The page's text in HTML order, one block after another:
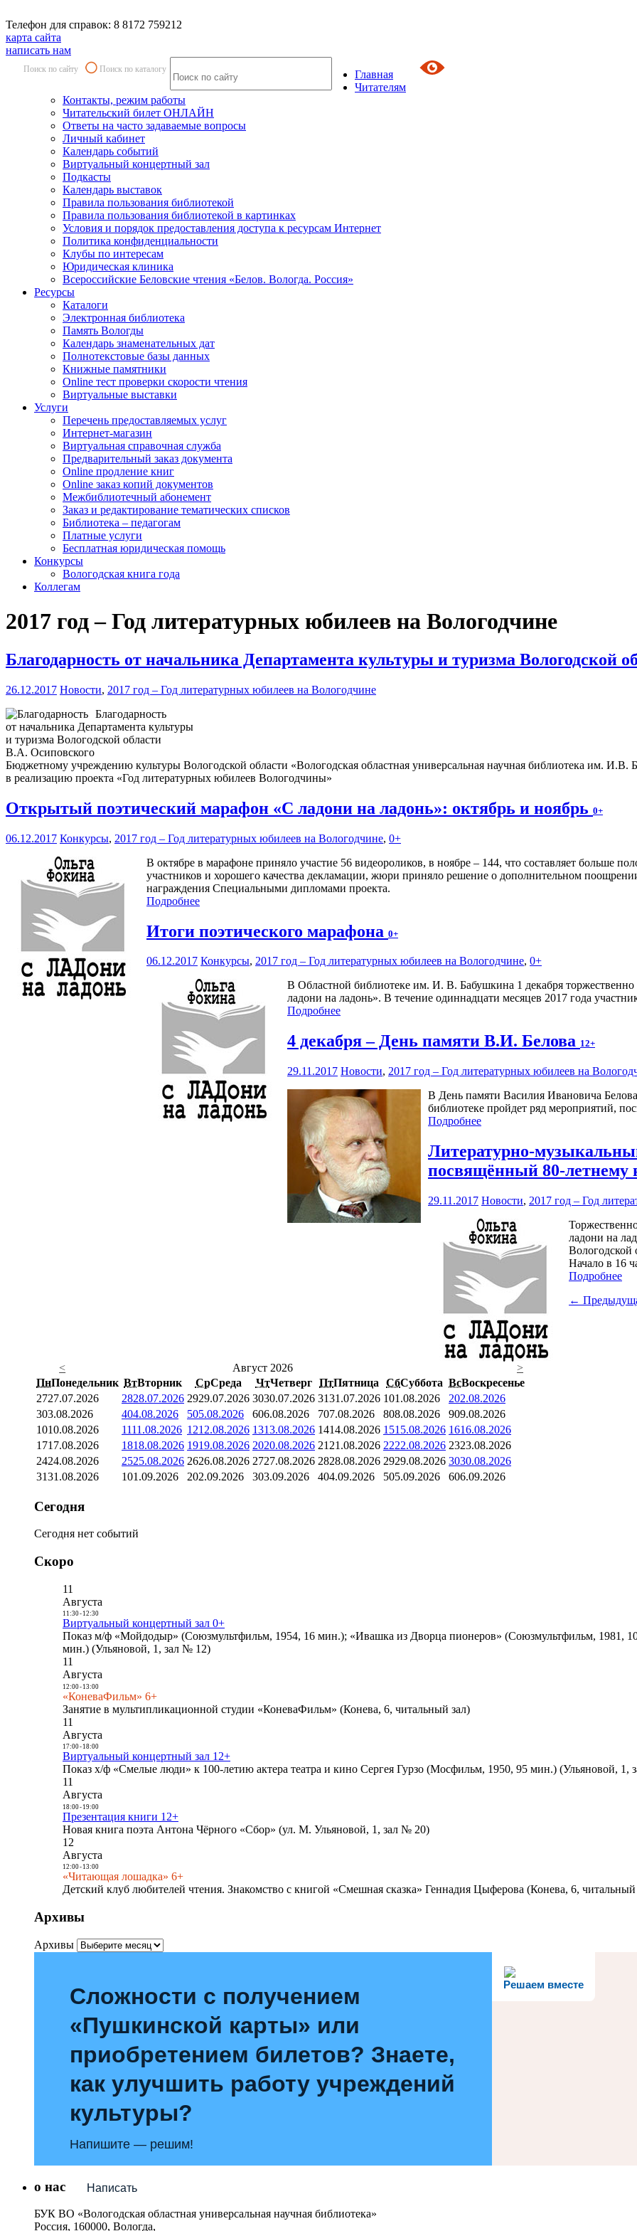
Телефон для справок: 8 8172 759212
карта сайта
написать нам
Поиск по сайту Поиск по каталогу
Главная
Читателям
Контакты, режим работы
Читательский билет ОНЛАЙН
Ответы на часто задаваемые вопросы
Личный кабинет
Календарь событий
Виртуальный концертный зал
Подкасты
Календарь выставок
Правила пользования библиотекой
Правила пользования библиотекой в картинках
Условия и порядок предоставления доступа к ресурсам Интернет
Политика конфиденциальности
Клубы по интересам
Юридическая клиника
Всероссийские Беловские чтения «Белов. Вологда. Россия»
Ресурсы
Каталоги
Электронная библиотека
Память Вологды
Календарь знаменательных дат
Полнотекстовые базы данных
Книжные памятники
Online тест проверки скорости чтения
Виртуальные выставки
Услуги
Перечень предоставляемых услуг
Интернет-магазин
Виртуальная справочная служба
Предварительный заказ документа
Online продление книг
Online заказ копий документов
Межбиблиотечный абонемент
Заказ и редактирование тематических списков
Библиотека – педагогам
Платные услуги
Бесплатная юридическая помощь
Конкурсы
Вологодская книга года
Коллегам
2017 год – Год литературных юбилеев на Вологодчине
Благодарность от начальника Департамента культуры и туризма Вологодской
26.12.2017 Новости, 2017 год – Год литературных юбилеев на Вологодчине
Благодарность
от начальника Департамента культуры
и туризма Вологодской области
В.А. Осиповского
Бюджетному учреждению культуры Вологодской области «Вологодская областная универсальная научная библиотека им. И.В.
в реализацию проекта «Год литературных юбилеев Вологодчины»
Открытый поэтический марафон «С ладони на ладонь»: октябрь и ноябрь 0+
06.12.2017 Конкурсы, 2017 год – Год литературных юбилеев на Вологодчине, 0+
В октябре в марафоне приняло участие 56 видеороликов, в ноябре – 144, что составляет больше
участников и хорошего качества декламации, жюри приняло решение о дополнительном
награждения Специальными дипломами проекта.
Подробнее
Итоги поэтического марафона 0+
06.12.2017 Конкурсы, 2017 год – Год литературных юбилеев на Вологодчине, 0+
В Областной библиотеке им. И. В. Бабушкина 1 декабря
ладони на ладонь». В течение одиннадцати месяцев 2017 года
Подробнее
4 декабря – День памяти В.И. Белова 12+
29.11.2017 Новости, 2017 год – Год литературных юбилеев на
В День памяти Василия Ивановича
библиотеке пройдет ряд мероприятий,
Подробнее
Литературно-
посвящённый 80-
29.11.2017 Новости, 2017 год – Год
ладони на
Вологодской
Начало в 16
Подробнее
←
< Август 2026
>
ПнПонедельник ВтВторник СрСреда ЧтЧетверг ПтПятница СбСуббота ВсВоскресенье
2727.07.2026 2828.07.2026 2929.07.2026 3030.07.2026 3131.07.2026 101.08.2026 202.08.2026
303.08.2026 404.08.2026 505.08.2026 606.08.2026 707.08.2026 808.08.2026 909.08.2026
1010.08.2026 1111.08.2026 1212.08.2026 1313.08.2026 1414.08.2026 1515.08.2026 1616.08.2026
1717.08.2026 1818.08.2026 1919.08.2026 2020.08.2026 21 21.08.2026 2222.08.2026 2323.08.2026
2424.08.2026 2525.08.2026 2626.08.2026 2727.08.2026 2828.08.2026 2929.08.2026 3030.08.2026
3131.08.2026 101.09.2026 202.09.2026 303.09.2026 404.09.2026 505.09.2026 606.09.2026
Сегодня
Сегодня нет событий
Скоро
11
Августа
11:30- 12:30
Виртуальный концертный зал 0+
Показ м/ф «Мойдодыр» (Союзмультфильм, 1954, 16 мин.); «Ивашка из Дворца пионеров» (Союзмультфильм, 1981,
мин.) (Ульяновой, 1, зал № 12)
11
Августа
12:00- 13:00
«КоневаФильм» 6+
Занятие в мультипликационной студии «КоневаФильм» (Конева, 6, читальный зал)
11
Августа
17:00- 18:00
Виртуальный концертный зал 12+
Показ х/ф «Смелые люди» к 100-летию актера театра и кино Сергея Гурзо (Мосфильм, 1950, 95 мин.) (Ульяновой, 1,
11
Августа
18:00- 19:00
Презентация книги 12+
Новая книга поэта Антона Чёрного «Сбор» (ул. М. Ульяновой, 1, зал № 20)
12
Августа
12:00- 13:00
«Читающая лошадка» 6+
Детский клуб любителей чтения. Знакомство с книгой «Смешная сказка» Геннадия Цыферова (Конева, 6, читальный
Архивы
Архивы
Решаем вместе
Сложности с получением
«Пушкинской карты» или
приобретением билетов? Знаете,
как улучшить работу учреждений
культуры?
Напишите — решим!
Написать
о нас
БУК ВО «Вологодская областная универсальная научная библиотека»
Россия, 160000, Вологда,